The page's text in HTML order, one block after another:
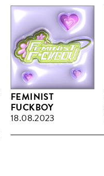
FEMINIST
FUCKBOY
18.08.2023